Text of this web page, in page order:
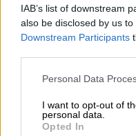
IAB’s list of downstream
also be disclosed by us
Downstream Participants
Please note that this
not limited to your visit or
grant or deny consent to
use your data for below
Personal Data
I want to opt-out of
personal data.
Opted In
Lifestyle|29.04.2026
Αύγουστος
από τους
οποίους